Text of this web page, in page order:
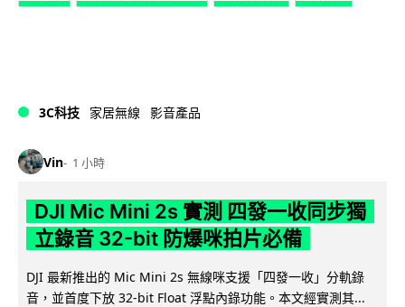
3C科技 家居無線 影音產品
Vin 1 小時
DJI Mic Mini 2s 實測 四發一收同步獨
立錄音 32-bit 防爆咪拍片必備
DJI 最新推出的 Mic Mini 2s 無線咪支援「四發一收」分軌錄
音，並首度下放 32-bit Float 浮點內錄功能。本文經實測其...